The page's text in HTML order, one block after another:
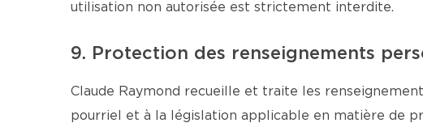
utilisation non autorisée est strictement interdite.
9. Protection des renseignements
Claude Raymond recueille et traite les
pourriel et à la législation applicable en matière de